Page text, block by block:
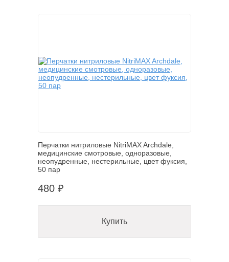
Перчатки нитриловые NitriMAX Archdale,
медицинские смотровые, одноразовые,
неопудренные, нестерильные, цвет фуксия,
50 пар
480 ₽
Купить